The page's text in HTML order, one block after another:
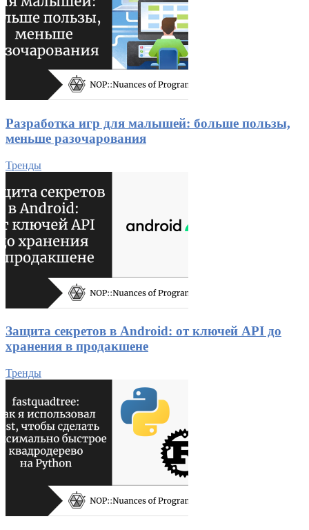
Разработка игр для малышей: больше пользы,
меньше разочарования
Тренды
Защита секретов в Android: от ключей API до
хранения в продакшене
Тренды